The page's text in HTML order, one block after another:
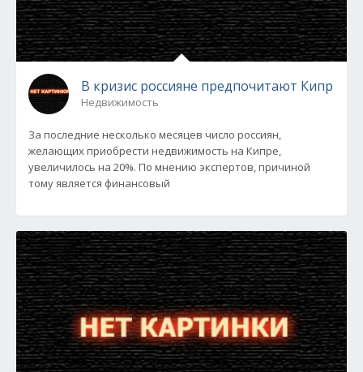
В кризис россияне предпочитают Кипр
Недвижимость
За последние несколько месяцев число россиян,
желающих приобрести недвижимость на Кипре,
увеличилось на 20%. По мнению экспертов, причиной
тому является финансовый